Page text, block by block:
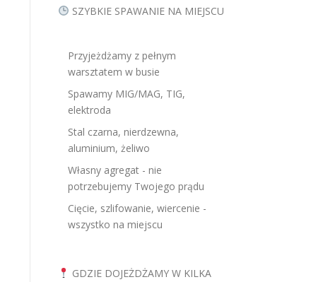
SZYBKIE SPAWANIE NA MIEJSCU
Przyjeżdżamy z pełnym
warsztatem w busie
Spawamy MIG/MAG, TIG,
elektroda
Stal czarna, nierdzewna,
aluminium, żeliwo
Własny agregat - nie
potrzebujemy Twojego prądu
Cięcie, szlifowanie, wiercenie -
wszystko na miejscu
GDZIE DOJEŻDŻAMY W KILKA